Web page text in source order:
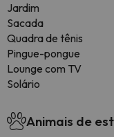
Jardim
Sacada
Quadra de tênis
Pingue-pongue
Lounge com TV
Solário
Animais de